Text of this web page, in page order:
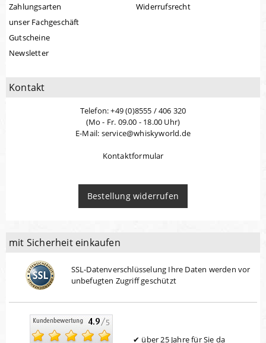
Zahlungsarten
unser Fachgeschäft
Gutscheine
Newsletter
Widerrufsrecht
Kontakt
Telefon: +49 (0)8555 / 406 320
(Mo - Fr. 09.00 - 18.00 Uhr)
E-Mail: service@whiskyworld.de
Kontaktformular
Bestellung widerrufen
mit Sicherheit einkaufen
SSL-Datenverschlüsselung Ihre Daten werden vor
unbefugten Zugriff geschützt
über 25 Jahre für Sie da